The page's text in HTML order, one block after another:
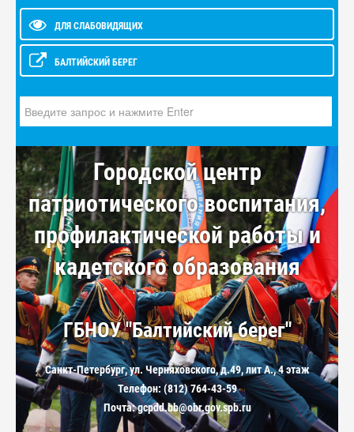
ДЛЯ СЛАБОВИДЯЩИХ
БАЛТИЙСКИЙ БЕРЕГ
Городской центр
патриотического воспитания,
профилактической работы и
кадетского образования
ГБНОУ "Балтийский берег"
Санкт-Петербург, ул. Черняховского, д.49, лит А., 4 этаж
Телефон: (812) 764-43-59
Почта: gcpdd.bb@obr.gov.spb.ru